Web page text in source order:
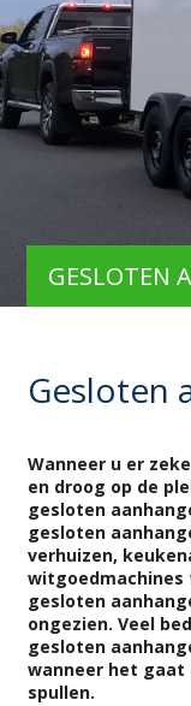
GESLOTEN
Gesloten
Wanneer u er
en droog op de
gesloten
gesloten
verhuizen,
witgoedmachines
gesloten
ongezien. Veel
gesloten
wanneer het gaat
spullen.